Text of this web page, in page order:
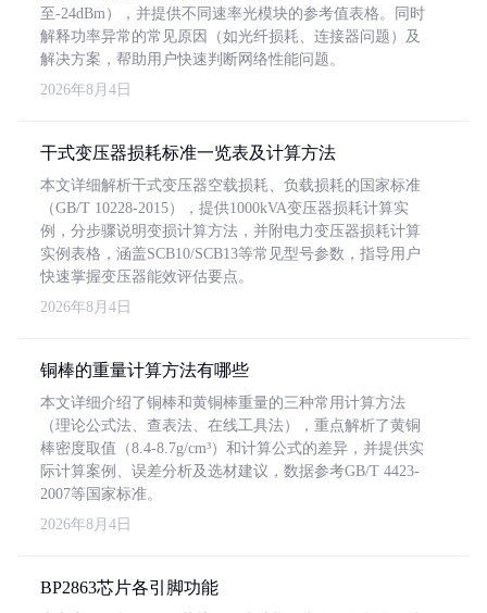
至-24dBm），并提供不同速率光模块的参考值表格。同时
解释功率异常的常见原因（如光纤损耗、连接器问题）及
解决方案，帮助用户快速判断网络性能问题。
2026年8月4日
干式变压器损耗标准一览表及计算方法
本文详细解析干式变压器空载损耗、负载损耗的国家标准
（GB/T 10228-2015），提供1000kVA变压器损耗计算实
例，分步骤说明变损计算方法，并附电力变压器损耗计算
实例表格，涵盖SCB10/SCB13等常见型号参数，指导用户
快速掌握变压器能效评估要点。
2026年8月4日
铜棒的重量计算方法有哪些
本文详细介绍了铜棒和黄铜棒重量的三种常用计算方法
（理论公式法、查表法、在线工具法），重点解析了黄铜
棒密度取值（8.4-8.7g/cm³）和计算公式的差异，并提供实
际计算案例、误差分析及选材建议，数据参考GB/T 4423-
2007等国家标准。
2026年8月4日
BP2863芯片各引脚功能